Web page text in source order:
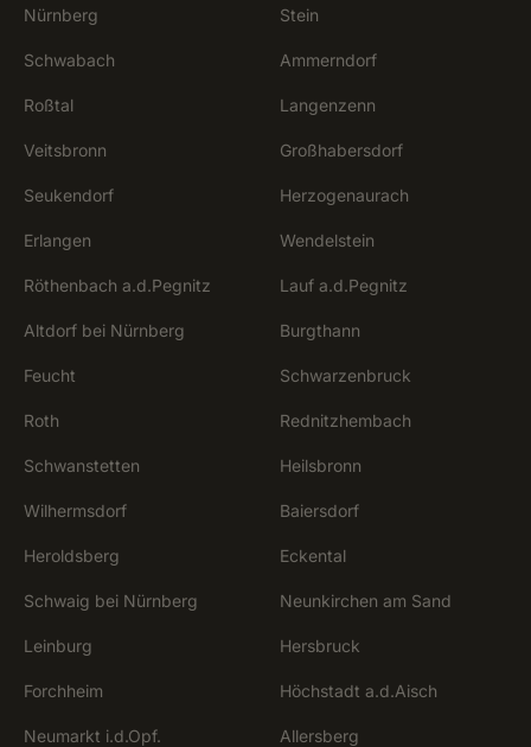
Nürnberg Stein
Schwabach Ammerndorf
Roßtal Langenzenn
Veitsbronn Großhabersdorf
Seukendorf Herzogenaurach
Erlangen Wendelstein
Röthenbach a.d.Pegnitz Lauf a.d.Pegnitz
Altdorf bei Nürnberg Burgthann
Feucht Schwarzenbruck
Roth Rednitzhembach
Schwanstetten Heilsbronn
Wilhermsdorf Baiersdorf
Heroldsberg Eckental
Schwaig bei Nürnberg Neunkirchen am Sand
Leinburg Hersbruck
Forchheim Höchstadt a.d.Aisch
Neumarkt i.d.Opf. Allersberg